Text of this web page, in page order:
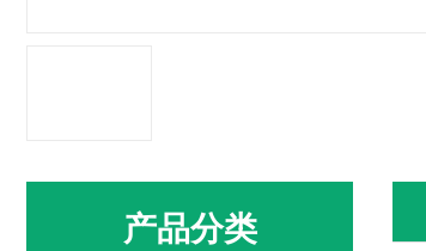
产品分类